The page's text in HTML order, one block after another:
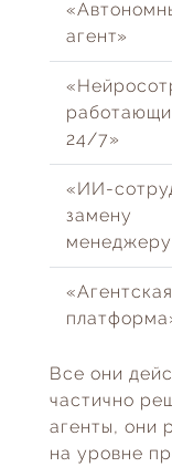
агент»
24/7»
«ИИ-
замену
Все они
частично
агенты, они
на уровне